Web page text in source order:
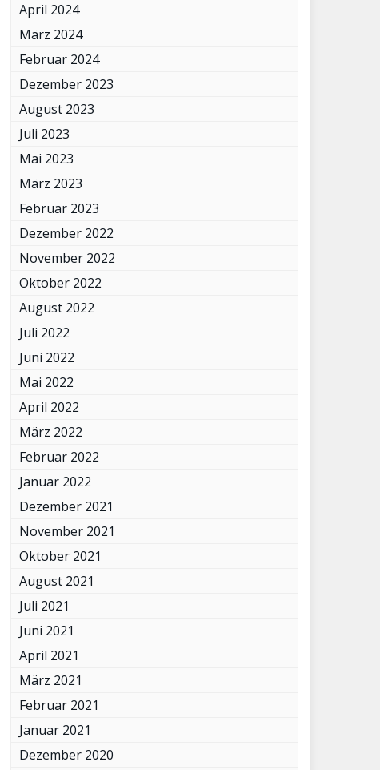
April 2024
März 2024
Februar 2024
Dezember 2023
August 2023
Juli 2023
Mai 2023
März 2023
Februar 2023
Dezember 2022
November 2022
Oktober 2022
August 2022
Juli 2022
Juni 2022
Mai 2022
April 2022
März 2022
Februar 2022
Januar 2022
Dezember 2021
November 2021
Oktober 2021
August 2021
Juli 2021
Juni 2021
April 2021
März 2021
Februar 2021
Januar 2021
Dezember 2020